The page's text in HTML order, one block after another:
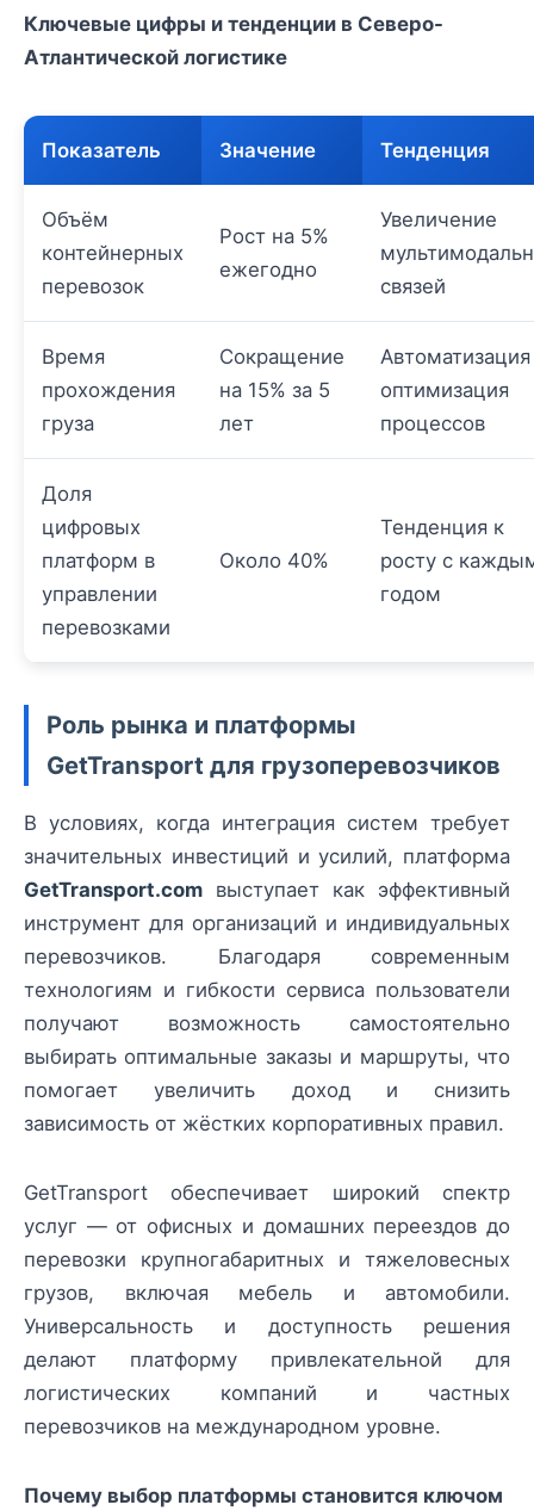
Ключевые цифры и тенденции в Северо-
Атлантической логистике
Показатель Значение Тенденция
Объём
контейнерных
перевозок
Рост на 5%
ежегодно
Увеличение
связей
Время
прохождения
груза
Сокращение
на 15% за 5
лет
оптимизация
процессов
Доля
цифровых
платформ в
управлении
перевозками
Около 40%
Тенденция к
росту с
годом
Роль рынка и платформы
GetTransport для грузоперевозчиков
В условиях, когда интеграция систем требует
значительных инвестиций и усилий, платформа
GetTransport.com выступает как эффективный
инструмент для организаций и индивидуальных
перевозчиков. Благодаря современным
технологиям и гибкости сервиса пользователи
получают возможность самостоятельно
выбирать оптимальные заказы и маршруты, что
помогает увеличить доход и снизить
зависимость от жёстких корпоративных правил.
GetTransport обеспечивает широкий спектр
услуг — от офисных и домашних переездов до
перевозки крупногабаритных и тяжеловесных
грузов, включая мебель и автомобили.
Универсальность и доступность решения
делают платформу привлекательной для
логистических компаний и частных
перевозчиков на международном уровне.
Почему выбор платформы становится ключом